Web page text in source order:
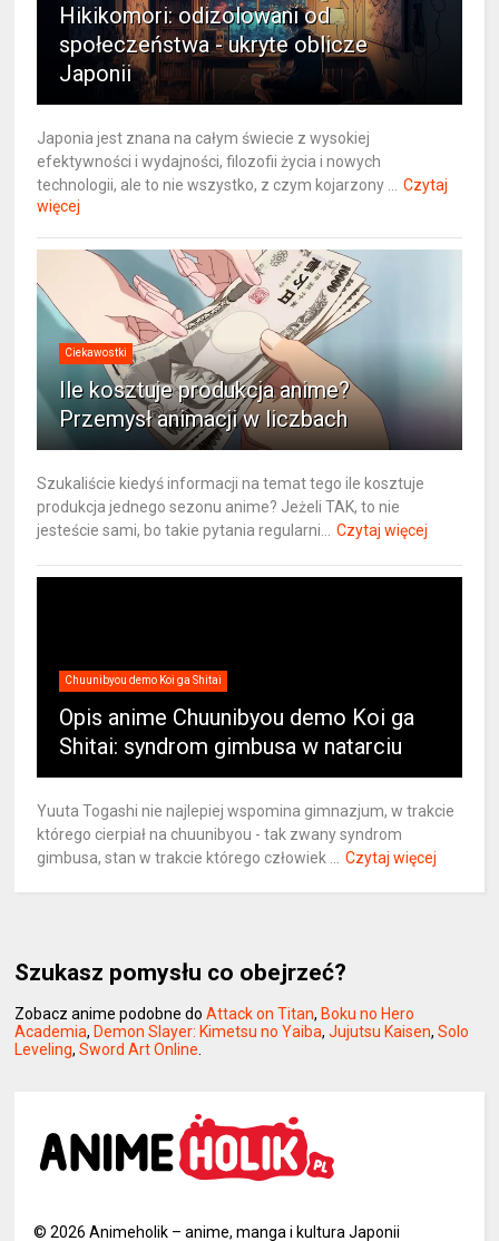
Hikikomori: odizolowani od
społeczeństwa - ukryte oblicze
Japonii
Japonia jest znana na całym świecie z wysokiej
efektywności i wydajności, filozofii życia i nowych
technologii, ale to nie wszystko, z czym kojarzony ...
Czytaj
więcej
Ciekawostki
Ile kosztuje produkcja anime?
Przemysł animacji w liczbach
Szukaliście kiedyś informacji na temat tego ile kosztuje
produkcja jednego sezonu anime? Jeżeli TAK, to nie
jesteście sami, bo takie pytania regularni...
Czytaj więcej
Chuunibyou demo Koi ga Shitai
Opis anime Chuunibyou demo Koi ga
Shitai: syndrom gimbusa w natarciu
Yuuta Togashi nie najlepiej wspomina gimnazjum, w trakcie
którego cierpiał na chuunibyou - tak zwany syndrom
gimbusa, stan w trakcie którego człowiek ...
Czytaj więcej
Szukasz pomysłu co obejrzeć?
Zobacz anime podobne doAttack on Titan, Boku no Hero
Academia, Demon Slayer: Kimetsu no Yaiba,Jujutsu Kaisen,Solo
Leveling,Sword Art Online
©2026 Animeholik – anime, manga i kultura Japonii